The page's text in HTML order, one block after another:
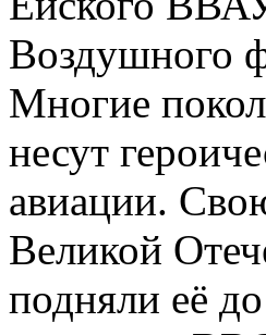
Воздушного
Многие
несут
авиации.
Великой
подняли её